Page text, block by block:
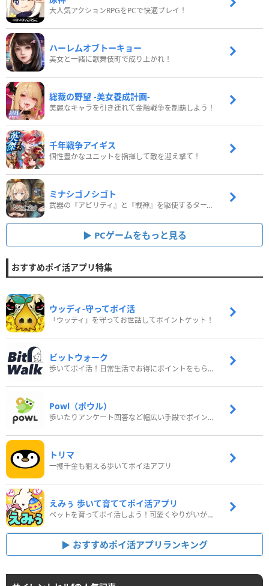
大人気アクションRPGをPCで快適プレイ！
ハーレムオブトーキョー
美女と一緒に歌舞伎町で成り上がれ！
総裁の野望 -美女養成計画-
美麗なキャラを引き連れて金融戦争を制覇しよう！
千年戦争アイギス
個性豊かなユニットを指揮して敵を迎え撃て！
ミナシゴノシゴト
武器の『アビリティ』と『戦神』を駆使するターン制コマンドバトルRPG！
PCゲームをもっと見る
おすすめポイ活アプリ特集
ウッディ‐守ってポイ活
「ウッディ」を守ってお世話してポイントゲット！
ビットウォーク
歩いてポイ活！日常生活でお得にポイントをもらおう
Powl（ポウル）
歩いたりアンケート回答など幅広い手段でポイントをゲット
トリマ
一攫千金も狙える歩いてポイ活アプリ
えみぅ 歩いて育ててポイ活アプリ
ペットを育ってポイ活しよう！可愛くやりがいがある新感覚アプリ
おすすめポイ活アプリランキング